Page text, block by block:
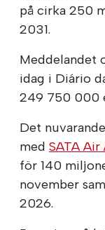
på cirka 250
2031.
Meddelandet
idag i Diário
249 750 000
Det
med SATA
för 140
november
2026.